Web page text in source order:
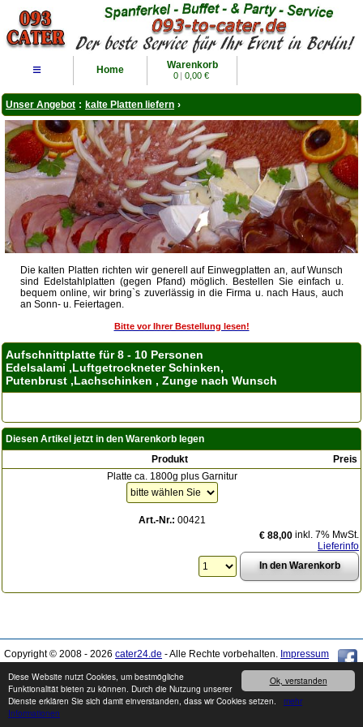
Ok, verstanden
Diese Website nutzt Cookies, um bestmögliche
Funktionalität bieten zu können. Durch die Nutzung unserer
Dienste erklären Sie sich damit einverstanden, dass wir Cookies setzen. mehr
Informationen
≡ Home Warenkorb
0 | 0,00 €
Unser Angebot : kalte Platten liefern ›
Die kalten Platten richten wir generell auf Einwegplatten an, auf Wunsch
sind Edelstahlplatten (gegen Pfand) möglich. Bestellen Sie einfach u.
bequem online, wir bring`s zuverlässig in die Firma u. nach Haus, auch
an Sonn- u. Feiertagen.
Bitte vor Ihrer Bestellung lesen!
Aufschnittplatte für 8 - 10 Personen
Edelsalami ,Luftgetrockneter Schinken,
Putenbrust ,Lachschinken , Zunge nach Wunsch
Diesen Artikel jetzt in den Warenkorb legen
Produkt
Preis
Platte ca. 1800g plus Garnitur
Art.-Nr.: 00421
€ 88,00 inkl. 7% MwSt.
Lieferinfo
Copyright © 2008 - 2026 cater24.de - Alle Rechte vorbehalten. Impressum
Produkte können von den Abbildungen abweichen. Druckfehler / Irrtümer sowie
Preis- und Sortimentänderungen vorbehalten.